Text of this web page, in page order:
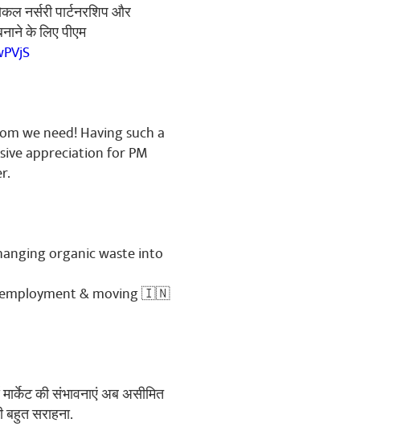
नर्सरी पार्टनरशिप और
के लिए पीएम
we need! Having such a
appreciation for PM
organic waste into
employment & moving 🇮🇳
की संभावनाएं अब असीमित
सराहना.